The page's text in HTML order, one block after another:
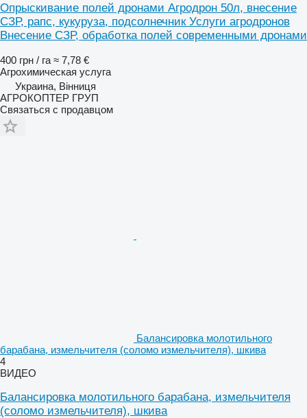
Опрыскивание полей дронами Агродрон 50л, внесение
СЗР, рапс, кукуруза, подсолнечник Услуги агродронов
Внесение СЗР, обработка полей современными дронами
400 грн / га ≈ 7,78 €
Агрохимическая услуга
Украина, Вінниця
АГРОКОПТЕР ГРУП
Связаться с продавцом
Балансировка молотильного
барабана, измельчителя (соломо измельчителя), шкива
4
ВИДЕО
Балансировка молотильного барабана, измельчителя
(соломо измельчителя), шкива